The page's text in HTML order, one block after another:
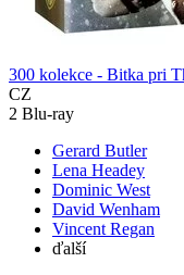
300 kolekce - Bitka pri
CZ
2 Blu-ray
Gerard Butler
Lena Headey
Dominic West
David Wenham
Vincent Regan
ďalší